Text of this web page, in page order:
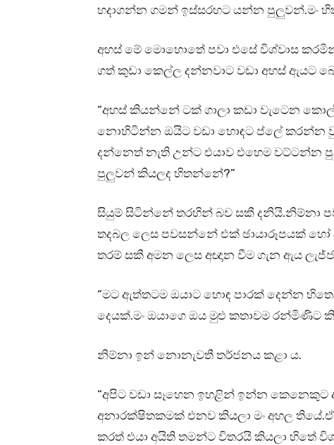
හදාගන්න ගමන් ඉස්සරහට යන්න පුලුවන්.මං
අහස් මේ මොහොතේ පවා එසේ විශ්වාස
ගත් කුඩා කෙල්ල දන්නවාට වඩා අහස් ඇයට
“අහස් කියන්නේ ටක් ගාලා කඩා වැටෙන
නොහිටින්න ඔයිට වඩා හොඳට ප්ලේ කරන්න
දන්නෙත් නැති උන්ට එයාව එහෙම වට්ටන්න
පුලුවන් කියලද හිතන්නේ?”
සියුම් සිටින්නේ තරහින් බව සකී දනියි.නිම්නා
තදබල ලෙස පවසන්නේ එක් ඡායාරූපයක් හෝ
තරම් සකී අමන ලෙස අඥාන වීම ගැන ඇය
“මට ඇත්තටම ඔයාට හොඳ පාරක් දෙන්න
දෙයක්.මං ඔයාගෙ ඔය මුළු කතාවම රන්මිණිට
නිම්නා ඉන් නොනැවතී තර්ජනය කළා ය.
“අපිට වඩා සෑහෙන ඉහළින් ඉන්න
අනාරක්ෂිතකමක් එනව කියලා මං අහල
කරත් එයා අයිති තමන්ට විතරයි කියලා හිතේ